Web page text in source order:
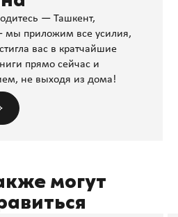
— Ташкент,
мы приложим все усилия,
вас в кратчайшие
прямо сейчас и
не выходя из дома!
могут